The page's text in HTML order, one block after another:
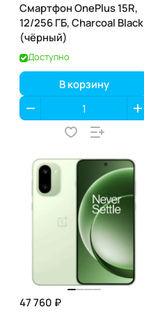
Смартфон OnePlus 15R,
12/256 ГБ, Charcoal Black
(чёрный)
Доступно
В корзину
47 760 ₽